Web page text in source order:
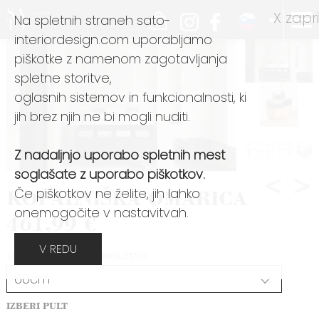
0
KOPALNIŠKA OMARICA
461,99 €
IZBERITE ŽELJENO DOLŽINO
IZBERI PULT
X zapri
Na spletnih straneh sato-
interiordesign.com uporabljamo
piškotke z namenom zagotavljanja
spletne storitve,
oglasnih sistemov in funkcionalnosti, ki
jih brez njih ne bi mogli nuditi.
Z nadaljnjo uporabo spletnih mest
soglašate z uporabo piškotkov.
Če piškotkov ne želite, jih lahko
onemogočite v nastavitvah.
V REDU